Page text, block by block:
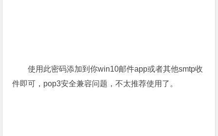
使用此密码添加到你win10邮件app或者其他smtp收
件即可，pop3安全兼容问题，不太推荐使用了。